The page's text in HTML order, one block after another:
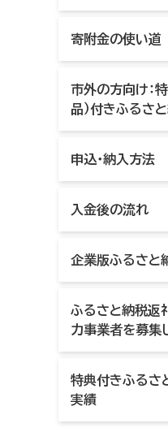
寄附金の使い道
市外の方向け：
品）付きふるさ
申込・納入方法
入金後の流れ
企業版ふるさと
ふるさと納税返
力事業者を募集
特典付きふるさ
実績